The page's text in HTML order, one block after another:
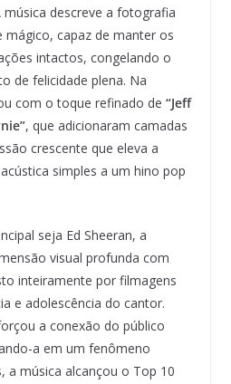
descreve a fotografia
capaz de manter os
intactos, congelando o
de felicidade plena. Na
com o toque refinado de “Jeff
, que adicionaram camadas
crescente que eleva a
simples a um hino pop
seja Ed Sheeran, a
visual profunda com
inteiramente por filmagens
e adolescência do cantor.
a conexão do público
a em um fenômeno
a música alcançou o Top 10